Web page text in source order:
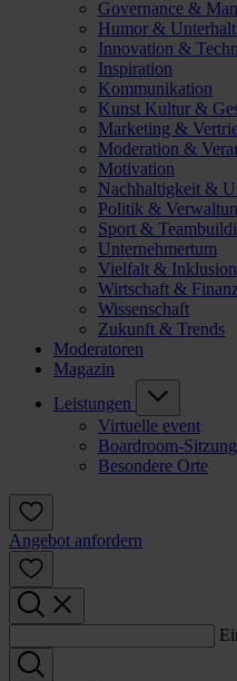
Governance &
Humor &
Innovation &
Inspiration
Kommunikation
Kunst Kultur &
Marketing &
Moderation &
Motivation
Nachhaltigkeit &
Politik &
Sport &
Unternehmertum
Vielfalt & Inklusion
Wirtschaft &
Wissenschaft
Zukunft & Trends
Moderatoren
Magazin
Leistungen
Virtuelle event
Boardroom-
Besondere Orte
Angebot anfordern